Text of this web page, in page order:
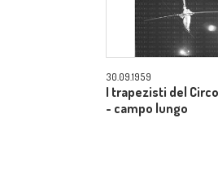
30.09.1959
I trapezisti del
- campo lungo